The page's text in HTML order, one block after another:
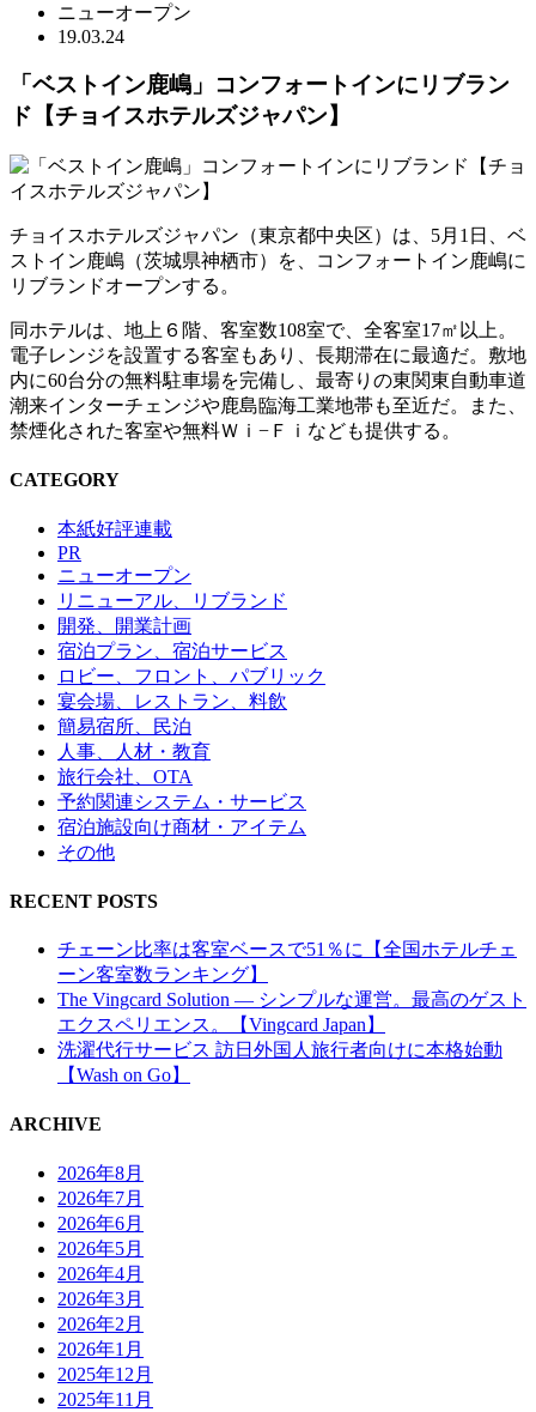
ニューオープン
19.03.24
「ベストイン鹿嶋」コンフォートインにリブラン
ド【チョイスホテルズジャパン】
チョイスホテルズジャパン（東京都中央区）は、5月1日、ベ
ストイン鹿嶋（茨城県神栖市）を、コンフォートイン鹿嶋に
リブランドオープンする。
同ホテルは、地上６階、客室数108室で、全客室17㎡以上。
電子レンジを設置する客室もあり、長期滞在に最適だ。敷地
内に60台分の無料駐車場を完備し、最寄りの東関東自動車道
潮来インターチェンジや鹿島臨海工業地帯も至近だ。また、
禁煙化された客室や無料Ｗｉ−Ｆｉなども提供する。
CATEGORY
本紙好評連載
PR
ニューオープン
リニューアル、リブランド
開発、開業計画
宿泊プラン、宿泊サービス
ロビー、フロント、パブリック
宴会場、レストラン、料飲
簡易宿所、民泊
人事、人材・教育
旅行会社、OTA
予約関連システム・サービス
宿泊施設向け商材・アイテム
その他
RECENT POSTS
チェーン比率は客室ベースで51％に【全国ホテルチェ
ーン客室数ランキング】
The Vingcard Solution ― シンプルな運営。最高のゲスト
エクスペリエンス。【Vingcard Japan】
洗濯代行サービス 訪日外国人旅行者向けに本格始動
【Wash on Go】
ARCHIVE
2026年8月
2026年7月
2026年6月
2026年5月
2026年4月
2026年3月
2026年2月
2026年1月
2025年12月
2025年11月